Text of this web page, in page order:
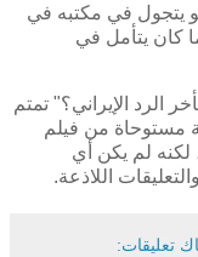
يتجول في مكتبه في
كان يتأمل في
الرد الإيراني؟" تمتم
مستوحاة من فيلم
لكنه لم يكن أي
اللاذعة.
تعليقات: